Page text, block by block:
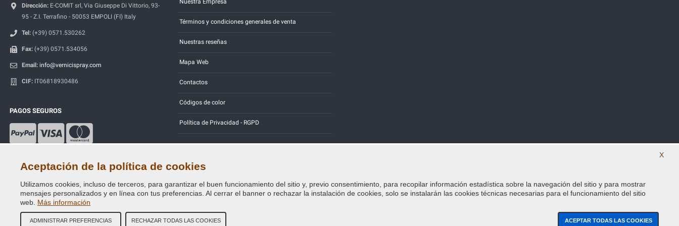
Dirección: E-COMIT srl, Via Giuseppe Di Vittorio, 93-
95 - Z.I. Terrafino - 50053 EMPOLI (FI) Italy
Tel: (+39) 0571.530262
Fax: (+39) 0571.534056
Email: info@vernicispray.com
CIF: IT06818930486
PAGOS SEGUROS
Nuestra Empresa
Términos y condiciones generales de venta
Nuestras reseñas
Mapa Web
Contactos
Códigos de color
Política de Privacidad - RGPD
Copyright © 2014 - 2026. All Rights Reserved.
Visitantes En Línea: 345
Credits:E-COMIT SÍguenos en nuestras redes sociales
X
Aceptación de la política de cookies
Utilizamos cookies, incluso de terceros, para garantizar el buen funcionamiento del sitio y, previo consentimiento, para recopilar información estadística sobre la navegación del sitio y para mostrar
mensajes personalizados y en línea con tus preferencias. Al cerrar el banner o rechazar la instalación de cookies, solo se instalarán las cookies técnicas necesarias para el funcionamiento del sitio
web. Más información
ADMINISTRAR PREFERENCIAS RECHAZAR TODAS LAS COOKIES ACEPTAR TODAS LAS COOKIES